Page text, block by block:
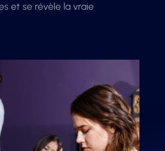
et se révèle la vraie